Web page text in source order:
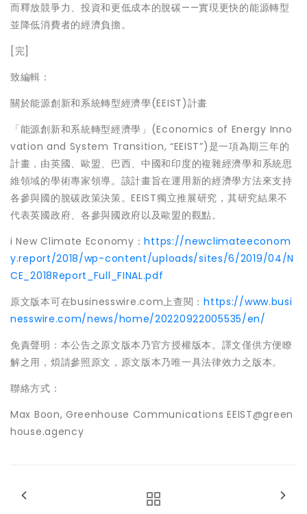
而釋放競爭力、投資和更低成本的脫碳——實現更快的能源轉型
並降低消費者的經濟負擔。
[完]
致編輯：
關於能源創新和系統轉型經濟學(EEIST)計畫
「能源創新和系統轉型經濟學」(Economics of Energy Inno
vation and System Transition, “EEIST”)是一項為期三年的
計畫，由英國、歐盟、巴西、中國和印度的複雜經濟學和系統思
維領域的學術專家領導。該計畫旨在運用新的經濟學方法來支持
各參與國的脫碳政策決策。EEIST獨立推展研究，其研究結果不
代表英國政府、各參與國政府以及歐盟的觀點。
i New Climate Economy：https://newclimateeconom
y.report/2018/wp-content/uploads/sites/6/2019/04/N
CE_2018Report_Full_FINAL.pdf
原文版本可在businesswire.com上查閱：https://www.busi
nesswire.com/news/home/20220922005535/en/
免責聲明：本公告之原文版本乃官方授權版本。譯文僅供方便瞭
解之用，煩請參照原文，原文版本乃唯一具法律效力之版本。
聯絡方式：
Max Boon, Greenhouse Communications EEIST@green
house.agency